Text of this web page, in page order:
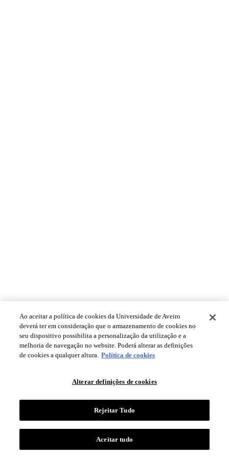
Ao aceitar a política de cookies da Universidade de Aveiro
deverá ter em consideração que o armazenamento de cookies no
seu dispositivo possibilita a personalização da utilização e a
melhoria de navegação no website. Poderá alterar as definições
de cookies a qualquer altura. Política de cookies
Alterar definições de cookies
Rejeitar Tudo
Aceitar tudo